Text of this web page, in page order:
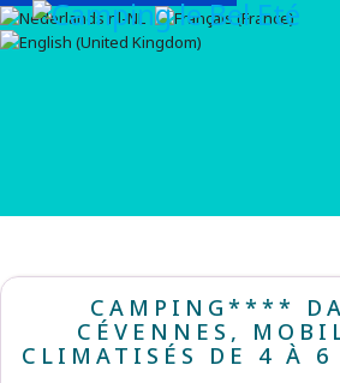
CAMPING****
CÉVENNES,
CLIMATISÉS DE 4 À 6